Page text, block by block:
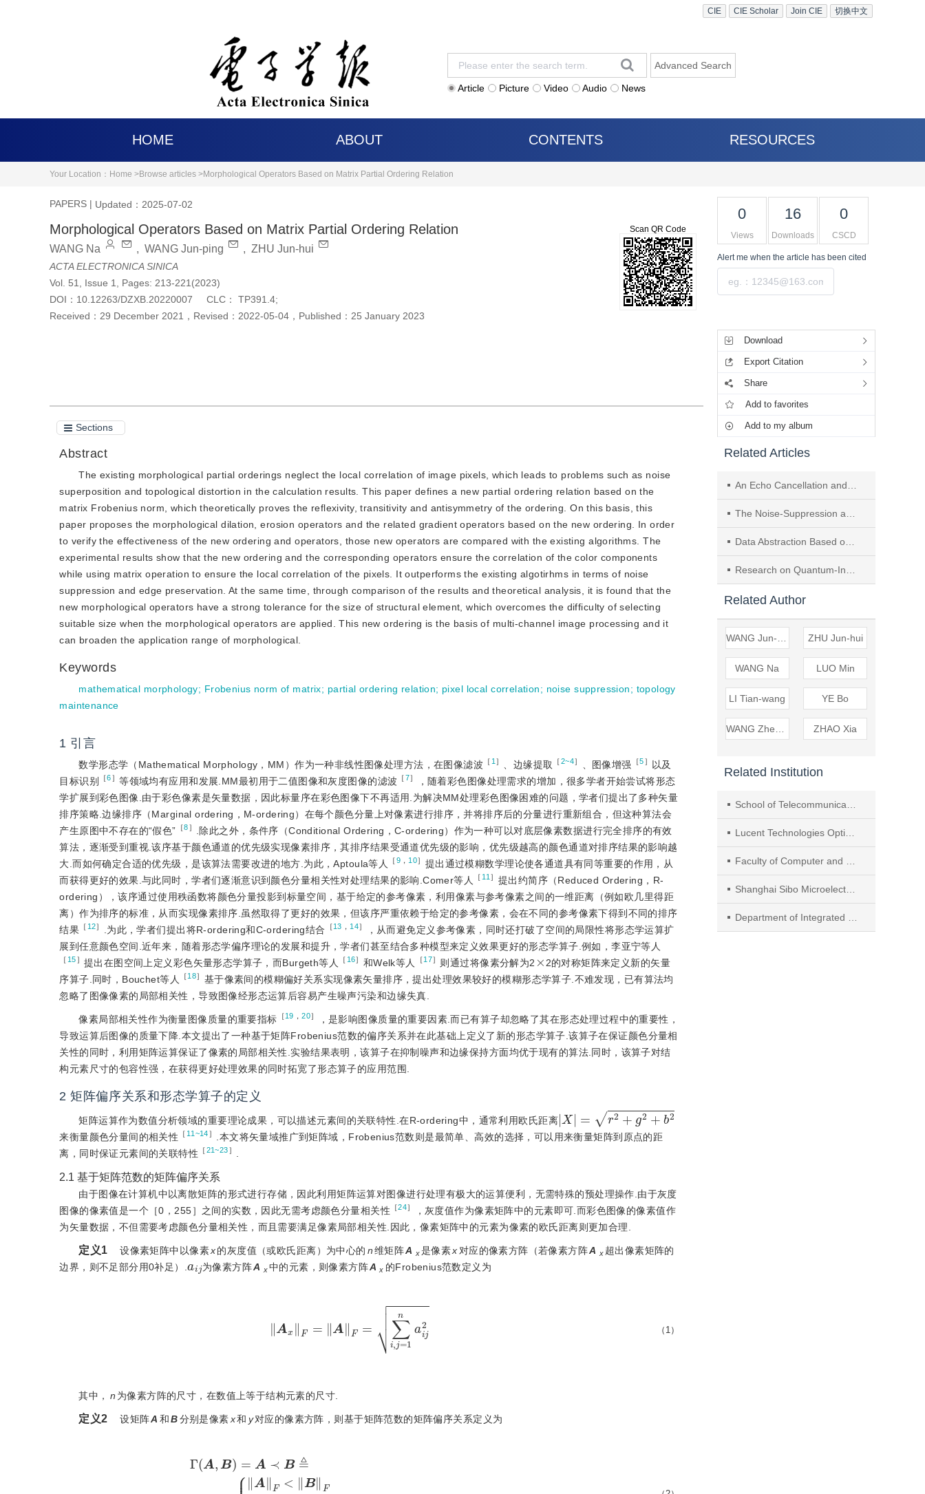
切换中文
Join CIE
CIE Scholar
CIE
Article Picture Video Audio News
Advanced Search
HOME ABOUT CONTENTS RESOURCES
Your Location： Home >Browse articles >Morphological Operators Based on Matrix Partial Ordering Relation
PAPERS | Updated：2025-07-02
Morphological Operators Based on Matrix Partial Ordering Relation
WANG Na , WANG Jun-ping , ZHU Jun-hui
ACTA ELECTRONICA SINICA
Vol. 51, Issue 1, Pages: 213-221(2023)
DOI： 10.12263/DZXB.20220007 CLC：
TP391.4;
Received： 29 December 2021 ， Revised： 2022-05-04 ， Published： 25 January 2023
Scan QR Code
Sections
Abstract
The existing morphological partial orderings neglect the local correlation of image pixels, which leads to problems such as noise
superposition and topological distortion in the calculation results. This paper defines a new partial ordering relation based on the
matrix Frobenius norm, which theoretically proves the reflexivity, transitivity and antisymmetry of the ordering. On this basis, this
paper proposes the morphological dilation, erosion operators and the related gradient operators based on the new ordering. In order
to verify the effectiveness of the new ordering and operators, those new operators are compared with the existing algorithms. The
experimental results show that the new ordering and the corresponding operators ensure the correlation of the color components
while using matrix operation to ensure the local correlation of the pixels. It outperforms the existing algotirhms in terms of noise
suppression and edge preservation. At the same time, through comparison of the results and theoretical analysis, it is found that the
new morphological operators have a strong tolerance for the size of structural element, which overcomes the difficulty of selecting
suitable size when the morphological operators are applied. This new ordering is the basis of multi-channel image processing and it
can broaden the application range of morphological.
Keywords
mathematical morphology; Frobenius norm of matrix; partial ordering relation; pixel local correlation; noise suppression; topology
maintenance
1 引言
数学形态学（Mathematical Morphology，MM）作为一种非线性图像处理方法，在图像滤波 ［ 1 ］ 、边缘提取 ［2~4］ 、图像增强 ［5］
以及
目标识别
［6］等领域均有应用和发展.MM最初用于二值图像和灰度图像的滤波 ［7］
，随着彩色图像处理需求的增加，很多学者开始尝试将形态
学扩展到彩色图像.由于彩色像素是矢量数据，因此标量序在彩色图像下不再适用.为解决MM处理彩色图像困难的问题，学者们提出了多种矢量
排序策略.边缘排序（Marginal ordering，M-ordering）在每个颜色分量上对像素进行排序，并将排序后的分量进行重新组合，但这种算法会
产生原图中不存在的“假色” ［8］
.除此之外，条件序（Conditional Ordering，C-ordering）作为一种可以对底层像素数据进行完全排序的有效
算法，逐渐受到重视.该序基于颜色通道的优先级实现像素排序，其排序结果受通道优先级的影响，优先级越高的颜色通道对排序结果的影响越
大.而如何确定合适的优先级，是该算法需要改进的地方.为此，Aptoula等人
［9 ， 10］ 提出通过模糊数学理论使各通道具有同等重要的作用，从
而获得更好的效果.与此同时，学者们逐渐意识到颜色分量相关性对处理结果的影响.Comer等人
［ 11 ］ 提出约简序（Reduced Ordering，R-
ordering），该序通过使用秩函数将颜色分量投影到标量空间，基于给定的参考像素，利用像素与参考像素之间的一维距离（例如欧几里得距
离）作为排序的标准，从而实现像素排序.虽然取得了更好的效果，但该序严重依赖于给定的参考像素，会在不同的参考像素下得到不同的排序
结果 ［ 12］ .为此，学者们提出将R-ordering和C-ordering结合 ［13 ， 14］
，从而避免定义参考像素，同时还打破了空间的局限性将形态学运算扩
展到任意颜色空间.近年来，随着形态学偏序理论的发展和提升，学者们甚至结合多种模型来定义效果更好的形态学算子.例如，李亚宁等人
［ 15］ 提出在图空间上定义彩色矢量形态学算子，而Burgeth等人 ［ 16］ 和Welk等人 ［17］ 则通过将像素分解为2
×
2的对称矩阵来定义新的矢量
序算子.同时，Bouchet等人
［18］ 基于像素间的模糊偏好关系实现像素矢量排序，提出处理效果较好的模糊形态学算子.不难发现，已有算法均
忽略了图像像素的局部相关性，导致图像经形态运算后容易产生噪声污染和边缘失真.
像素局部相关性作为衡量图像质量的重要指标 ［19 ，20］
，是影响图像质量的重要因素.而已有算子却忽略了其在形态处理过程中的重要性，
导致运算后图像的质量下降.本文提出了一种基于矩阵Frobenius范数的偏序关系并在此基础上定义了新的形态学算子.该算子在保证颜色分量相
关性的同时，利用矩阵运算保证了像素的局部相关性.实验结果表明，该算子在抑制噪声和边缘保持方面均优于现有的算法.同时，该算子对结
构元素尺寸的包容性强，在获得更好处理效果的同时拓宽了形态算子的应用范围.
2 矩阵偏序关系和形态学算子的定义
矩阵运算作为数值分析领域的重要理论成果，可以描述元素间的关联特性.在R-ordering中，通常利用欧氏距离
X=r 2+b2
来衡量颜色分量间的相关性 ［ 11~14］
.本文将矢量域推广到矩阵域，Frobenius范数则是最简单、高效的选择，可以用来衡量矩阵到原点的距
离，同时保证元素间的关联特性 ［21~23］
2.1 基于矩阵范数的矩阵偏序关系
由于图像在计算机中以离散矩阵的形式进行存储，因此利用矩阵运算对图像进行处理有极大的运算便利，无需特殊的预处理操作.由于灰度
图像的像素值是一个［0，255］之间的实数，因此无需考虑颜色分量相关性 ［24］
，灰度值作为像素矩阵中的元素即可.而彩色图像的像素值作
为矢量数据，不但需要考虑颜色分量相关性，而且需要满足像素局部相关性.因此，像素矩阵中的元素为像素的欧氏距离则更加合理.
定义1
  设像素矩阵中以像素
x的灰度值（或欧氏距离）为中心的 n维矩阵A x是像素x 对应的像素方阵（若像素方阵A x 超出像素矩阵的
边界，则不足部分用0补足）.
aij
为像素方阵A x中的元素，则像素方阵A x 的Frobenius范数定义为
naij2
（1）
其中， n 为像素方阵的尺寸，在数值上等于结构元素的尺寸.
定义2
  设矩阵
A 和 B分别是像素x和 y对应的像素方阵，则基于矩阵范数的矩阵偏序关系定义为
,B=A ≺B A
0
Views
16
Downloads
0
CSCD
Alert me when the article has been cited
Download
Export Citation
Share
Add to favorites
Add to my album
Related Articles
An Echo Cancellation and Noise Suppression SoC Chip
The Noise-Suppression and Feature-Extraction in SAR Complex-Imagery Domain
Data Abstraction Based on Morphological Adjusted-Weight Neural Network
Research on Quantum-Inspired Mathematical Morphology
Related Author
ZHU Jun-hui
WANG Na LUO Min
LI Tian-wang YE Bo
ZHAO Xia
Related Institution
School of Telecommunication， Xidian University， Xi’ an
Lucent Technologies Optical Network Co.Ltd.Shanghai 200233China
Faculty of Computer and Information Engineering,Shanghai University of Electric Power
Shanghai Sibo Microelectronics Co.,Ltd.
Department of Integrated Circuits and Communication Software,Wuhan University